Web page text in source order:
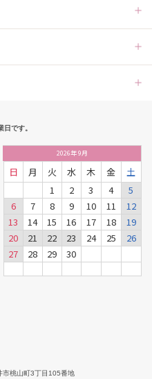
です。
2026年9月
日 月 火 水 木 金
土
1
2 3 4
5
6
7 8 9 10 11
12
13
14 15 16 17 18
19
20
21 22 23 24 25
26
27
28 29 30
桃山町3丁目105番地